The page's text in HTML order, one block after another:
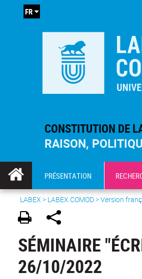
CONSTITUTION DE
RAISON,
FR
PRÉSENTATION
LABEX > LABEX COMOD>Version
SÉMINAIRE
26/10/2022